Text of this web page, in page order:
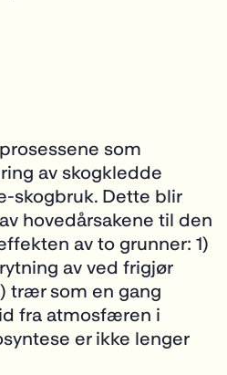
som
av skogkledde
skogbruk. Dette blir
hovedårsakene til den
av to grunner: 1)
av ved frigjør
trær som en gang
fra atmosfæren i
er ikke lenger